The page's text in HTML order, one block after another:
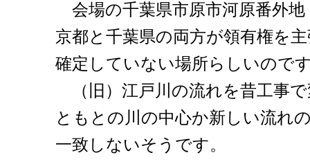
会場の千葉県市原市河原番外地
京都と千葉県の両方が領有権を
確定していない場所らしいので
（旧）江戸川の流れを昔工事
ともとの川の中心か新しい流れ
一致しないそうです。